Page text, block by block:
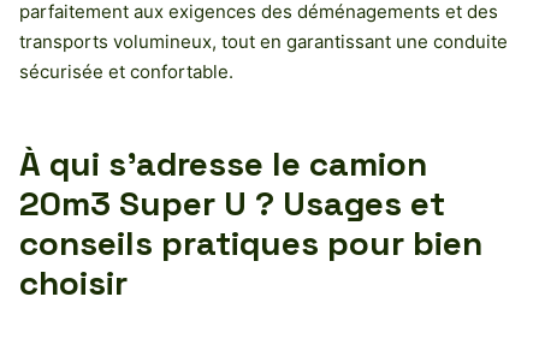
parfaitement aux exigences des déménagements et des
transports volumineux, tout en garantissant une conduite
sécurisée et confortable.
À qui s’adresse le camion
20m3 Super U ? Usages et
conseils pratiques pour bien
choisir